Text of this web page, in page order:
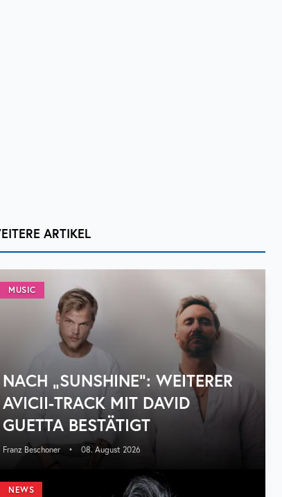
ARTIKEL
MUSIC
NACH „SUNSHINE“: WEITERER
AVICII-TRACK MIT DAVID
GUETTA BESTÄTIGT
Franz Beschoner • 08. August 2026
NEWS